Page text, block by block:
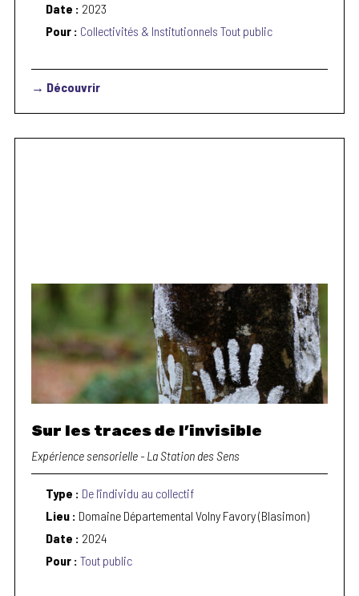
Date : 2023
Pour : Collectivités & Institutionnels Tout public
→ Découvrir
Sur les traces de l’invisible
Expérience sensorielle - La Station des Sens
Type : De l'individu au collectif
Lieu : Domaine Départemental Volny Favory (Blasimon)
Date : 2024
Pour : Tout public